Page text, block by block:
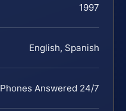
1997
English, Spanish
Phones Answered 24/7